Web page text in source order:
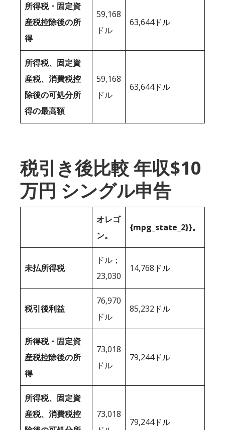
所得税・固定資
産税控除後の所
得
59,168
ドル
63,644ドル
所得税、固定資
産税、消費税控
除後の可処分所
得の最高額
59,168
ドル
63,644ドル
税引き後比較 年収$10
万円 シングル申告
オレゴ
ン。
{mpg_state_2}}。
未払所得税
ドル；
23,030
14,768ドル
税引後利益
76,970
ドル
85,232ドル
所得税・固定資
産税控除後の所
得
73,018
ドル
79,244ドル
所得税、固定資
産税、消費税控
73,018
79,244ドル